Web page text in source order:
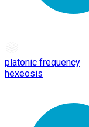
platonic frequency
hexeosis